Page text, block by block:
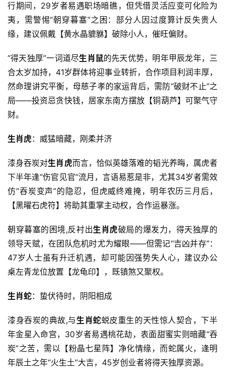
行期间，29岁者易遇职场暗礁，但凭借灵活应变可化险为
夷，需警惕“朝穿暮塞”之困：部分人因过度算计反失贵人
缘，建议佩戴【黄水晶貔貅】破除小人，催旺偏财。
“得天独厚”一词道尽生肖鼠的先天优势，明年甲辰龙年，三
合太岁加持，41岁群体将迎事业转折，合作项目利润丰厚，
然命理讲究平衡，母慈子孝的家运背后，需防“破财不止”之
局——投资忌贪快钱，居家东南方摆放【铜葫芦】可聚气守
财。
生肖虎：威猛暗藏，刚柔并济
漆身吞炭对生肖虎而言，恰似英雄落难的韬光养晦，属虎者
下半年逢“伤官见官”流月，言语易惹是非，尤其34岁者需效
仿“吞炭变声”的隐忍，但虎威终难掩，明年农历三月后，
【黑曜石虎符】将助其重掌主动权，合作运暴涨。
朝穿暮塞的困境,反衬出生肖虎破局的爆发力，得天独厚的
领导天赋，在团队危机时尤为耀眼——但需记“吉凶并存”：
47岁人士虽有升迁机遇，却可能因强势失人心，建议办公
桌左青龙位放置【龙龟印】，既镇煞又聚权。
生肖蛇：蛰伏待时，阴阳相成
漆身吞炭的典故,与生肖蛇蜕皮重生的天性惊人契合，下半
年金星入命宫，30岁者易遇桃花劫，表面甜蜜实则暗藏“吞
炭”之苦，需以【粉晶七星阵】净化情缘，而蛇属火，逢明
年辰土之年“火生土”大吉，45岁创业者将得天独厚资源。